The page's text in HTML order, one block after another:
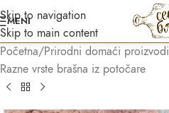
Skip to navigation
Skip to main content
MENI
Početna/Prirodni domaći proizvodi
Razne vrste brašna iz potočare